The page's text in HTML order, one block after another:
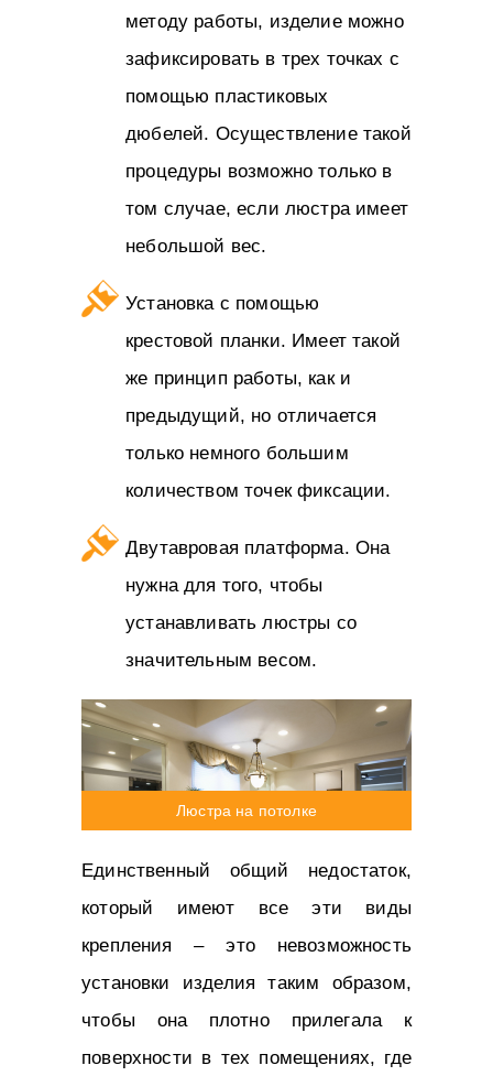
методу работы, изделие можно
зафиксировать в трех точках с
помощью пластиковых
дюбелей. Осуществление такой
процедуры возможно только в
том случае, если люстра имеет
небольшой вес.
Установка с помощью
крестовой планки. Имеет такой
же принцип работы, как и
предыдущий, но отличается
только немного большим
количеством точек фиксации.
Двутавровая платформа. Она
нужна для того, чтобы
устанавливать люстры со
значительным весом.
Люстра на потолке
Единственный общий недостаток,
который имеют все эти виды
крепления – это невозможность
установки изделия таким образом,
чтобы она плотно прилегала к
поверхности в тех помещениях, где